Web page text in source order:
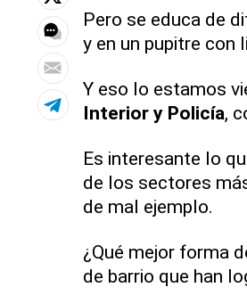
Pero se educa de
y en un pupitre con
Y eso lo estamos
Interior y Policía,
Es interesante lo
de los sectores
de mal ejemplo.
¿Qué mejor forma
de barrio que han